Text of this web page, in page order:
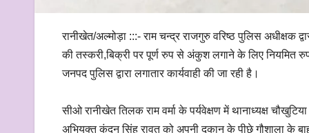
रानीखेत/अल्मोड़ा :::- राम चन्द्र राजगुरु वरिष्ठ पुलिस अधीक्षक
की तस्करी,बिक्री पर पूर्ण रुप से अंकुश लगाने के लिए नियमित
जनपद पुलिस द्वारा लगातार कार्यवाही की जा रही है।
सीओ रानीखेत तिलक राम वर्मा के पर्यवेक्षण में थानाध्यक्ष
अभियुक्त कुंदन सिंह रावत को अपनी दुकान के पीछे गौशाला के